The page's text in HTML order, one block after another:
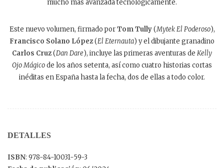
mucho más avanzada tecnológicamente.
Este nuevo volumen, firmado porTom Tully(Mytek El Poderoso),
Francisco Solano López(El Eternauta) y el dibujante granadino
Carlos Cruz(Dan Dare), incluye las primeras aventuras de Kelly
Ojo Mágicode los años setenta, así como cuatro historias cortas
inéditas en España hasta la fecha, dos de ellas a todo color.
DETALLES
ISBN: 978-84-10031-59-3